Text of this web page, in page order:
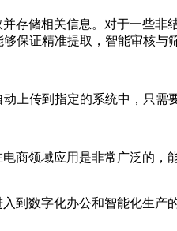
存储相关信息。对于一些非
保证精准提取，智能审核与
上传到指定的系统中，只需
商领域应用是非常广泛的
到数字化办公和智能化生